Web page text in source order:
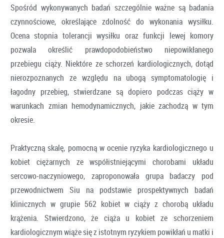
Spośród wykonywanych badań szczególnie ważne są badania
czynnościowe, określające zdolność do wykonania wysiłku.
Ocena stopnia tolerancji wysiłku oraz funkcji lewej komory
pozwala określić prawdopodobieństwo niepowikłanego
przebiegu ciąży. Niektóre ze schorzeń kardiologicznych, dotąd
nierozpoznanych ze względu na ubogą symptomatologię i
łagodny przebieg, stwierdzane są dopiero podczas ciąży w
warunkach zmian hemodynamicznych, jakie zachodzą w tym
okresie.
Praktyczną skalę, pomocną w ocenie ryzyka kardiologicznego u
kobiet ciężarnych ze współistniejącymi chorobami układu
sercowo-naczyniowego, zaproponowała grupa badaczy pod
przewodnictwem Siu na podstawie prospektywnych badań
klinicznych w grupie 562 kobiet w ciąży z chorobą układu
krążenia. Stwierdzono, że ciąża u kobiet ze schorzeniem
kardiologicznym wiąże się z istotnym ryzykiem powikłań u matki i